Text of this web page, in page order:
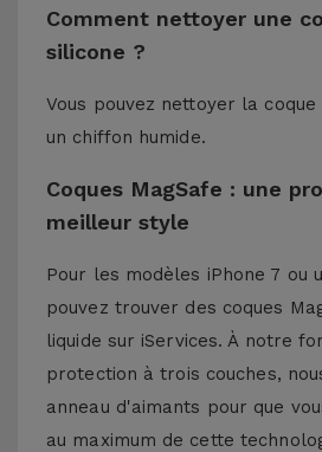
Comment nettoyer une
silicone ?
Vous pouvez nettoyer la
un chiffon humide.
Coques MagSafe : une
meilleur style
Pour les modèles iPhone 7 ou
pouvez trouver des coques
liquide sur iServices. À notre
protection à trois couches,
anneau d'aimants pour que
au maximum de cette